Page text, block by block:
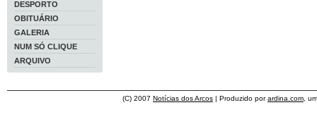
DESPORTO
OBITUÁRIO
GALERIA
NUM SÓ CLIQUE
ARQUIVO
(C) 2007 Notícias dos Arcos | Produzido porardina.com ,